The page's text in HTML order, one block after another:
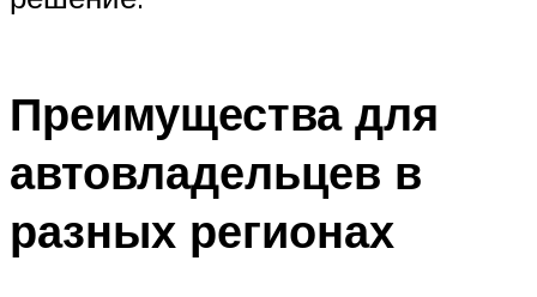
Преимущества для
автовладельцев в
разных регионах